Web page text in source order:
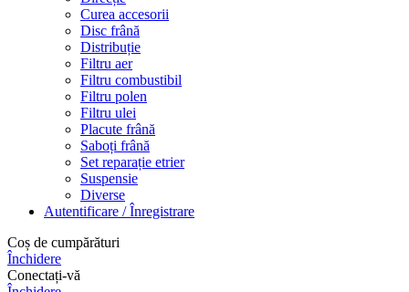
Curea accesorii
Disc frână
Distribuție
Filtru aer
Filtru combustibil
Filtru polen
Filtru ulei
Placute frână
Saboți frână
Set reparație etrier
Suspensie
Diverse
Autentificare / Înregistrare
Coș de cumpărături
Închidere
Conectați-vă